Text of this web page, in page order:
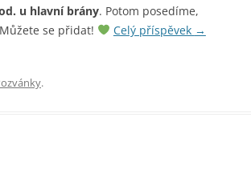
u hlavní brány. Potom posedíme,
Můžete se přidat! Celý příspěvek →
.